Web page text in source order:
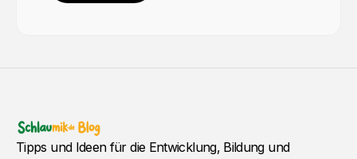
Tipps und Ideen für die Entwicklung, Bildung und